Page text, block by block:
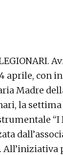
aprile, con
Madre
la
“I